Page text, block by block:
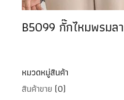
B5099 กั๊กไหมพรม
หมวดหมู่สินค้า
สินค้าขาย (0)